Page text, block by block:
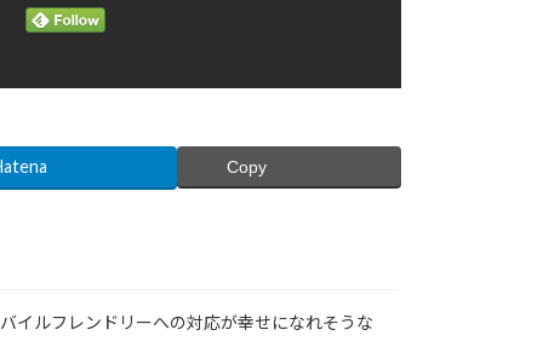
Copy
イルフレンドリーへの対応が幸せになれそうな